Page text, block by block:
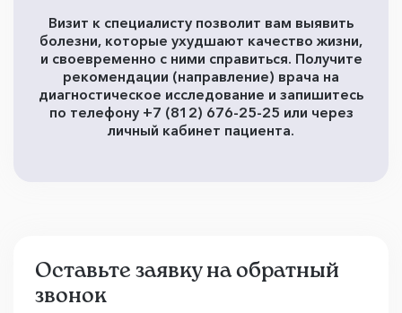
Визит к специалисту позволит вам выявить
болезни, которые ухудшают качество жизни,
и своевременно с ними справиться. Получите
рекомендации (направление) врача на
диагностическое исследование и запишитесь
по телефону +7 (812) 676-25-25 или через
личный кабинет пациента.
Оставьте заявку на обратный
звонок